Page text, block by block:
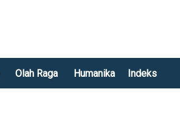
Olah Raga Humanika Indeks